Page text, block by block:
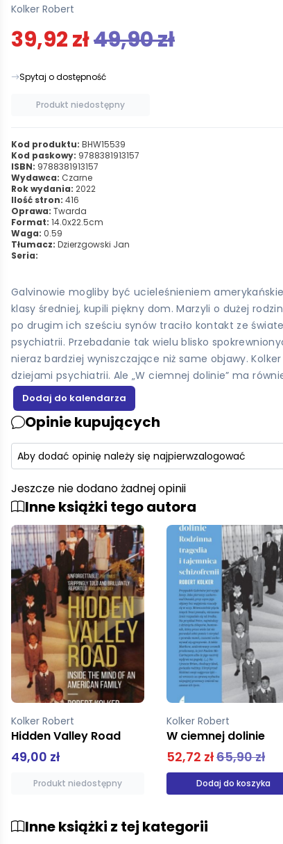
Kolker Robert
39,92 zł49,90 zł
Spytaj o dostępność
Produkt niedostępny
Kod produktu: BHW15539
Kod paskowy: 9788381913157
ISBN: 9788381913157
Wydawca: Czarne
Rok wydania: 2022
Ilość stron: 416
Oprawa: Twarda
Format: 14.0x22.5cm
Waga: 0.59
Tłumacz: Dzierzgowski Jan
Seria:
Galvinowie mogliby być ucieleśnieniem
klasy średniej, kupili piękny dom. Marzyli o dużej
po drugim ich sześciu synów traciło kontakt ze
psychiatrii. Przebadanie tak wielu blisko
nieraz bardziej wyniszczające niż same objawy.
dziejami psychiatrii. Ale „W ciemnej dolinie” ma
Opinie kupujących
Aby dodać opinię należy się najpierwzalogować
Jeszcze nie dodano żadnej opinii
Inne książki tego autora
Kolker Robert
W ciemnej dolinie
52,72 zł
Dodaj do koszyka
Kolker Robert
W ciemnej dolinie
39,12 zł48,90 zł
Produkt niedostępny
Inne książki z tej kategorii